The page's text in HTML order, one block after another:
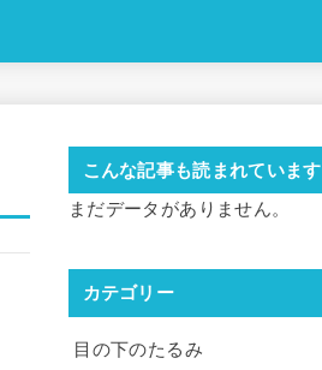
こんな記事も読まれています
まだデータがありません。
カテゴリー
目の下のたるみ